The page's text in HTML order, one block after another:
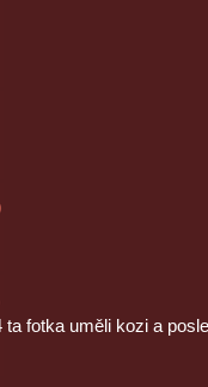
fotka uměli kozi a